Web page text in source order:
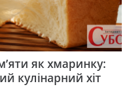
як хмаринку:
кулінарний хіт